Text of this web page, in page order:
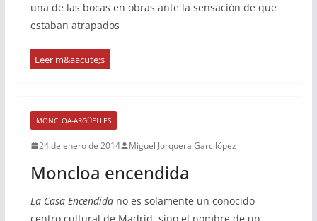
una de las bocas en obras ante la sensación de que
estaban atrapados
MONCLOA-ARGÜELLES
24 de enero de 2014 Miguel Jorquera Garcilópez
Moncloa encendida
La Casa Encendidano es solamente un conocido